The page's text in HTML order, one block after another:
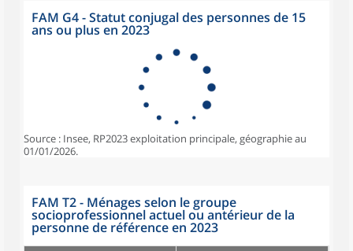
FAM G4 - Statut conjugal des personnes de 15
ans ou plus en 2023
Source : Insee, RP2023 exploitation principale, géographie au
01/01/2026.
FAM T2 - Ménages selon le groupe
socioprofessionnel actuel ou antérieur de la
personne de référence en 2023